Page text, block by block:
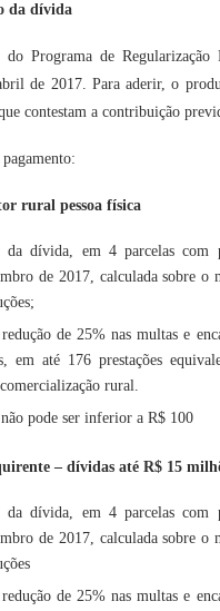
da dívida
do Programa de Regularização
de 2017. Para aderir, o
contestam a contribuição
rural pessoa física
dívida, em 4 parcelas com
de 2017, calculada sobre o
de 25% nas multas e
em até 176 prestações
rural.
pode ser inferior a R$ 100
– dívidas até R$ 15
dívida, em 4 parcelas com
de 2017, calculada sobre o
de 25% nas multas e